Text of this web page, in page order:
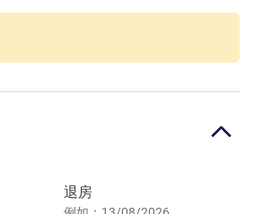
，10 分钟内即可抵达市内标志性景
鲁大街、尼斯老城与海滩静候您的光
500 米（0.3 英里）的火车站搭乘火
们的首选旅游攻略。
和零浪费早餐，并与 Les
退房